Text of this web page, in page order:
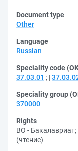
Document type
Other
Language
Russian
Speciality code
37.03.01 ;
Speciality group
370000
Rights
ВО - Бакалавриат;
(чтение)